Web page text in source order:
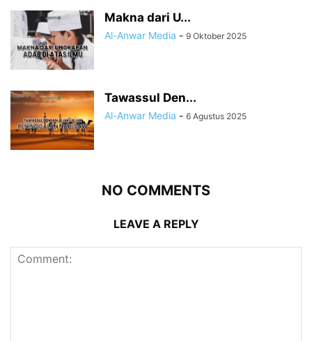
Makna dari U...
Al-Anwar Media - 9 Oktober 2025
Tawassul Den...
Al-Anwar Media - 6 Agustus 2025
NO COMMENTS
LEAVE A REPLY